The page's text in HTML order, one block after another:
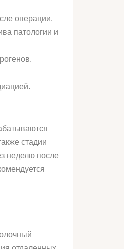
операции.
патологии и
стадии
неделю после